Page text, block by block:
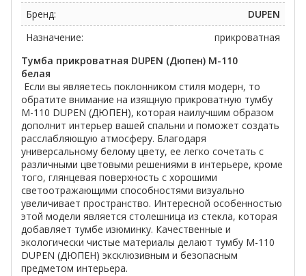
Бренд:
DUPEN
Назначение:
прикроватная
Тумба прикроватная DUPEN (Дюпен) М-110
белая
Если вы являетесь поклонником стиля модерн, то
обратите внимание на изящную прикроватную тумбу
М-110 DUPEN (ДЮПЕН), которая наилучшим образом
дополнит интерьер вашей спальни и поможет создать
расслабляющую атмосферу. Благодаря
универсальному белому цвету, ее легко сочетать с
различными цветовыми решениями в интерьере, кроме
того, глянцевая поверхность с хорошими
светоотражающими способностями визуально
увеличивает пространство. Интересной особенностью
этой модели является столешница из стекла, которая
добавляет тумбе изюминку. Качественные и
экологически чистые материалы делают тумбу М-110
DUPEN (ДЮПЕН) эксклюзивным и безопасным
предметом интерьера.